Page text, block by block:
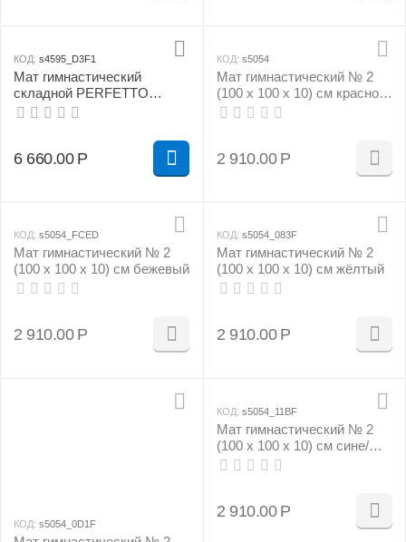
КОД: s4595_D3F1
Мат гимнастический
складной PERFETTO
SPORT № 5 (100 х 200 х 10)
6 660.00 Р
КОД: s5054
Мат гимнастический № 2
(100 х 100 х 10) см красно/
жёлтый
2 910.00 Р
КОД: s5054_FCED
Мат гимнастический № 2
(100 х 100 х 10) см бежевый
2 910.00 Р
КОД: s5054_083F
Мат гимнастический № 2
(100 х 100 х 10) см жёлтый
2 910.00 Р
КОД: s5054_0D1F
КОД: s5054_11BF
Мат гимнастический № 2
(100 х 100 х 10) см сине/
жёлтый
2 910.00 Р